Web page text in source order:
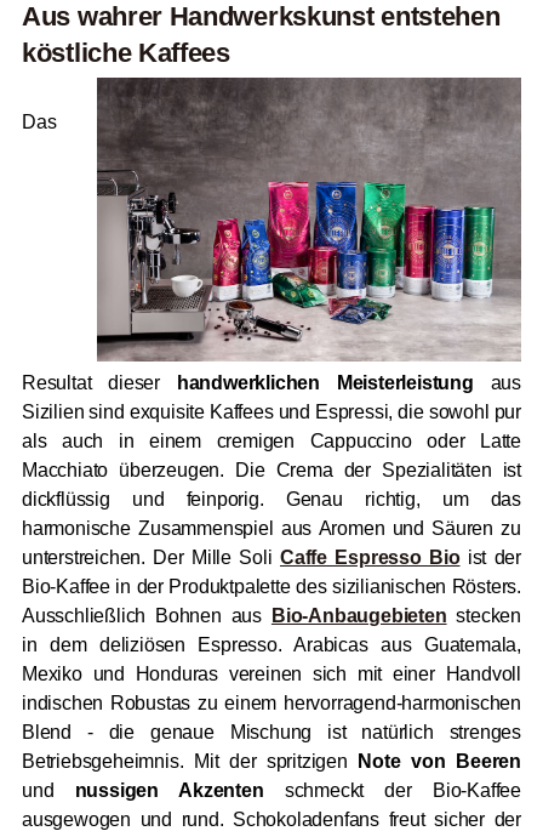
Aus wahrer Handwerkskunst entstehen
köstliche Kaffees
Das
Resultat dieser handwerklichen Meisterleistung aus
Sizilien sind exquisite Kaffees und Espressi, die sowohl pur
als auch in einem cremigen Cappuccino oder Latte
Macchiato überzeugen. Die Crema der Spezialitäten ist
dickflüssig und feinporig. Genau richtig, um das
harmonische Zusammenspiel aus Aromen und Säuren zu
unterstreichen. Der Mille Soli Caffe Espresso Bioist der
Bio-Kaffee in der Produktpalette des sizilianischen Rösters.
Ausschließlich Bohnen aus
Bio-Anbaugebieten stecken
in dem deliziösen Espresso. Arabicas aus Guatemala,
Mexiko und Honduras vereinen sich mit einer Handvoll
indischen Robustas zu einem hervorragend-harmonischen
Blend - die genaue Mischung ist natürlich strenges
Betriebsgeheimnis. Mit der spritzigen
Note von Beeren
und nussigen Akzenten schmeckt der Bio-Kaffee
ausgewogen und rund. Schokoladenfans freut sicher der